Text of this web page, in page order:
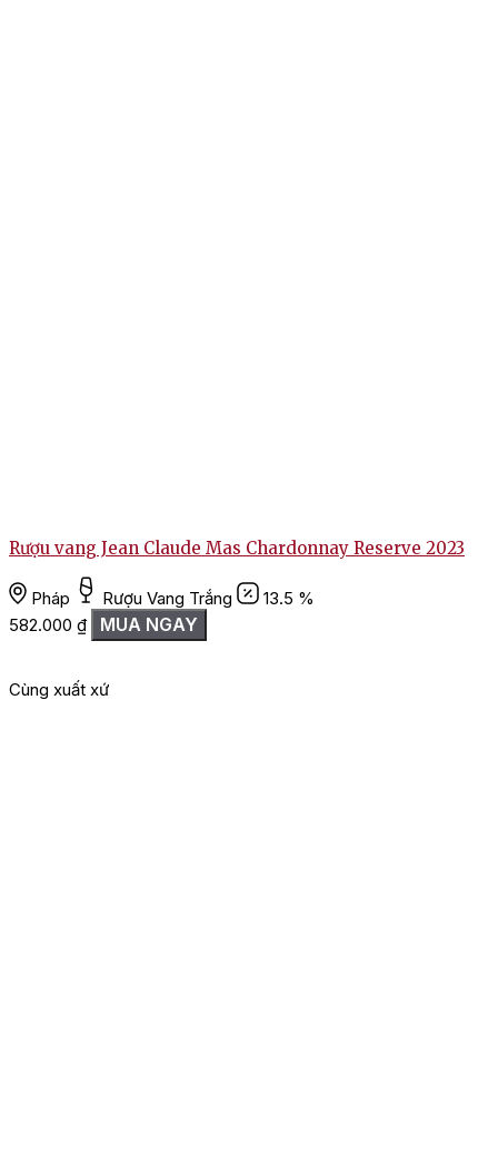
Rượu vang Jean Claude Mas Chardonnay Reserve 2023
Pháp Rượu Vang Trắng
13.5 %
582.000 ₫ MUA NGAY
Cùng xuất xứ